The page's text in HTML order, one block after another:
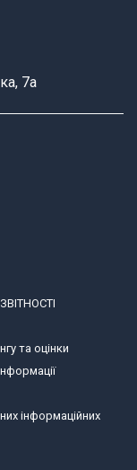
7а
та оцінки
інформаційних